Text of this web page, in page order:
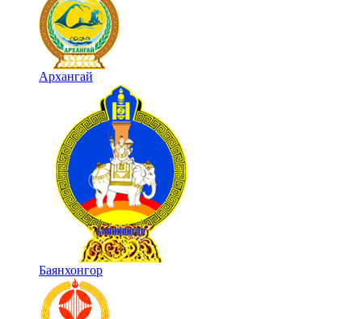
Архангай
Баянхонгор